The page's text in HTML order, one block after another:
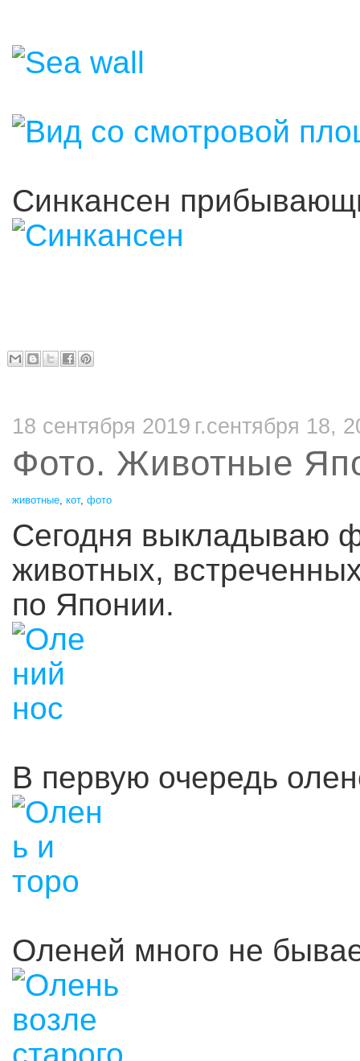
Синкансен
18 сентября 2019 г.сентября 18,
Фото. Животные
животные кот, фото
Сегодня выкладываю
животных,
по Японии.
В первую очередь
Оленей много не